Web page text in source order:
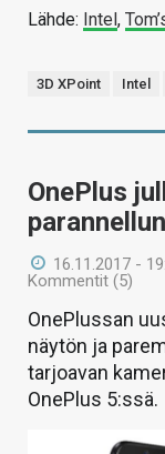
Lähde: Intel,
3D XPoint Intel
OnePlus
16.11.2017 -
Kommentit (5)
OnePlussan
näytön ja
tarjoavan
OnePlus 5:ssä.